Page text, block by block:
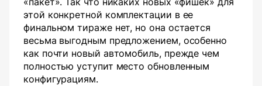
этой конкретной комплектации в ее
финальном тираже нет, но она остается
весьма выгодным предложением, особенно
как почти новый автомобиль, прежде чем
полностью уступит место обновленным
конфигурациям.